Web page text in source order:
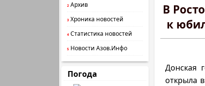
2 Архив
3 Хроника новостей
4 Статистика новостей
5 Новости Азов.Инфо
Погода
В
к
Донская
открыла